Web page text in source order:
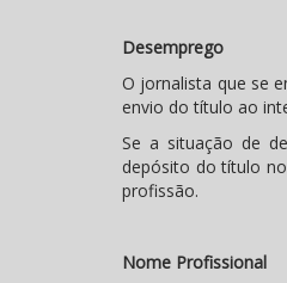
Desemprego
O jornalista que se
envio do título ao
Se a situação de
depósito do título
profissão.
Nome Profissional